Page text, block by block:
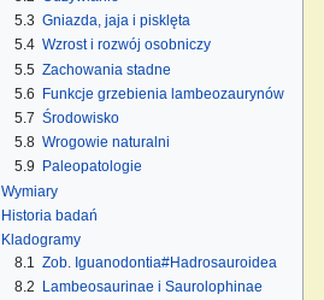
5.3 Gniazda, jaja i pisklęta
5.4 Wzrost i rozwój osobniczy
5.5 Zachowania stadne
5.6 Funkcje grzebienia lambeozaurynów
5.7 Środowisko
5.8 Wrogowie naturalni
5.9
Paleopatologie
Wymiary
Historia badań
Kladogramy
8.1 Zob. Iguanodontia#Hadrosauroidea
8.2
Lambeosaurinae i Saurolophinae